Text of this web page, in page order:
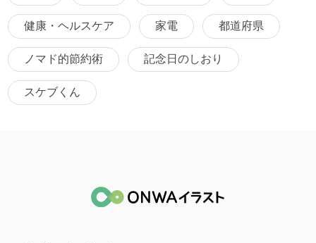
健康・ヘルスケア 家電 都道府県
ノマド的節約術 記念日のしおり
スケブくん